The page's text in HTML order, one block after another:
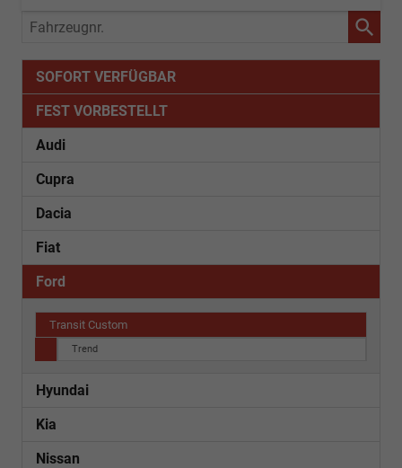
Fahrzeugnr.
SOFORT VERFÜGBAR
FEST VORBESTELLT
Audi
Cupra
Dacia
Fiat
Ford
Transit Custom
Trend
Hyundai
Kia
Nissan